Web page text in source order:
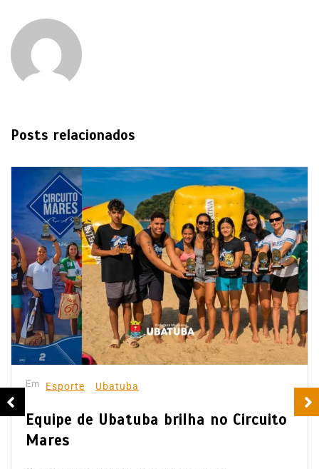
Posts relacionados
Em Esporte Ubatuba
Equipe de Ubatuba brilha no Circuito
Mares